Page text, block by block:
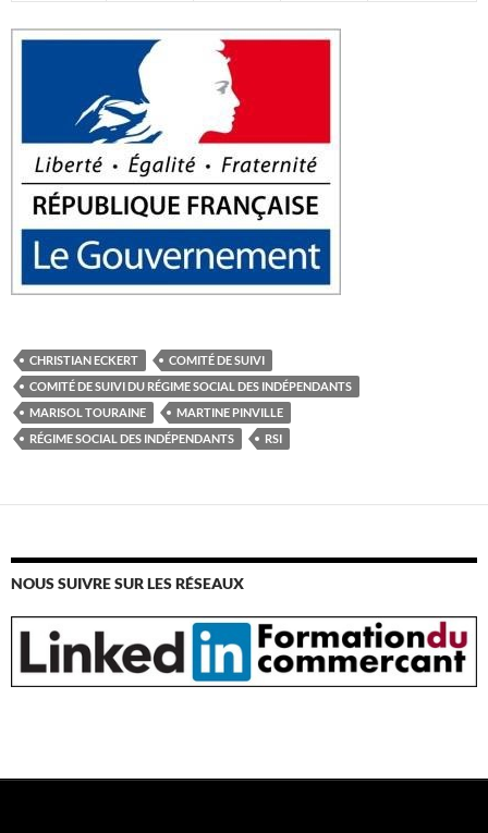
CHRISTIAN ECKERT
COMITÉ DE SUIVI
COMITÉ DE SUIVI DU RÉGIME SOCIAL DES INDÉPENDANTS
MARISOL TOURAINE
MARTINE PINVILLE
RÉGIME SOCIAL DES INDÉPENDANTS
RSI
NOUS SUIVRE SUR LES RÉSEAUX